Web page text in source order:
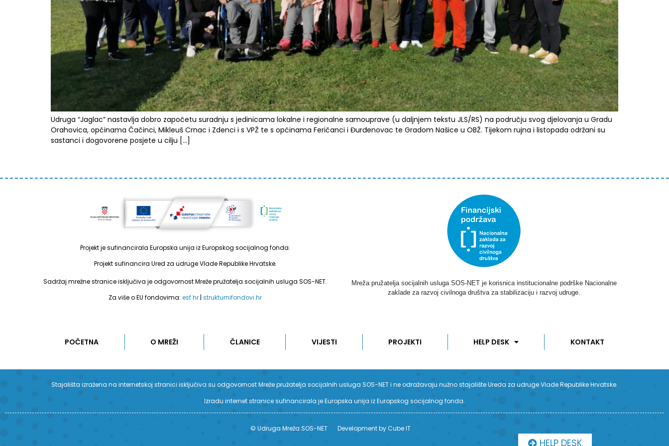
Udruga “Jaglac” nastavlja dobro započetu suradnju s jedinicama lokalne i regionalne samouprave (u daljnjem tekstu JLS/RS) na području svog djelovanja u Gradu
Orahovica, općinama Čačinci, Mikleuš Crnac i Zdenci i s VPŽ te s općinama Feričanci i Đurđenovac te Gradom Našice u OBŽ. Tijekom rujna i listopada održani su
sastanci i dogovorene posjete u cilju […]
Projekt je sufinancirala Europska unija iz Europskog socijalnog fonda.
Projekt sufinancira Ured za udruge Vlade Republike Hrvatske.
Sadržaj mrežne stranice isključiva je odgovornost Mreže pružatelja socijalnih usluga SOS-NET.
Za više o EU fondovima: esf.hr | strukturnifondovi.hr
Mreža pružatelja socijalnih usluga SOS-NET je korisnica institucionalne podrške Nacionalne
zaklade za razvoj civilnoga društva za stabilizaciju i razvoj udruge.
POČETNA O MREŽI ČLANICE VIJESTI PROJEKTI HELP DESK KONTAKT
Stajališta izražena na internetskoj stranici isključiva su odgovornost Mreže pružatelja socijalnih usluga SOS-NET i ne odražavaju nužno stajalište Ureda za udruge Vlade Republike Hrvatske.
Izradu internet stranice sufinancirala je Europska unija iz Europskog socijalnog fonda.
© Udruga Mreža SOS-NET Development by Cube IT
HELP DESK